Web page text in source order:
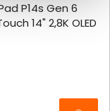
P14s Gen 6
14" 2,8K OLED